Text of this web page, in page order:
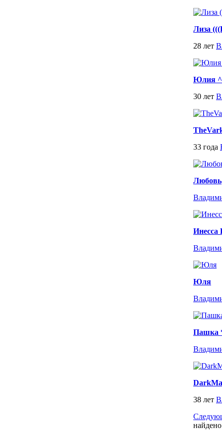
Лиза
28 лет
Юлия
30 лет
33 года
Любовь
Инесса
Юля
Пашка
38 лет